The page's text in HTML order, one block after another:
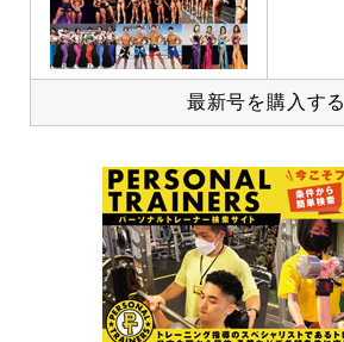
最新号を購入する